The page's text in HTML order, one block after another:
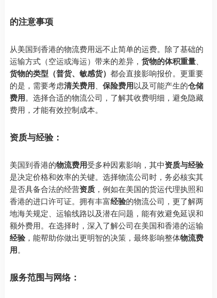
的注意事项
从美国到香港的物流费用远不止简单的运费。除了基础的
运输方式（空运或海运）带来的差异， 货物的体积重量、
货物的类型（普货、敏感货） 都会直接影响报价。更重要
的是，需要考虑清关费用、 保险费用以及可能产生的仓储
费用。选择合适的物流公司，了解其收费明细，避免隐藏
费用，才能有效控制成本。
资质与经验：
美国到香港的物流费用受多种因素影响，其中资质与经验
是决定价格和效率的关键。选择物流公司时，务必核实其
是否具备合法的经营资质 ，例如在美国的货运代理执照和
香港的进口许可证。拥有丰富经验的物流公司，更了解两
地海关规定、运输线路以及潜在问题，能有效避免延误和
额外费用。在选择时，深入了解公司在美国和香港的运输
经验 ，能帮助你做出更明智的决策，最终影响整体物流费
用。
服务范围与网络：